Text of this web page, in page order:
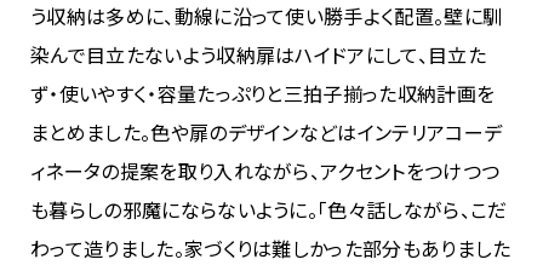
う収納は多めに、動線に沿って使い勝手よく配置。壁に馴
染んで目立たないよう収納扉はハイドアにして、目立た
ず・使いやすく・容量たっぷりと三拍子揃った収納計画を
まとめました。色や扉のデザインなどはインテリアコーデ
ィネータの提案を取り入れながら、アクセントをつけつつ
も暮らしの邪魔にならないように。「色々話しながら、こだ
わって造りました。家づくりは難しかった部分もありました